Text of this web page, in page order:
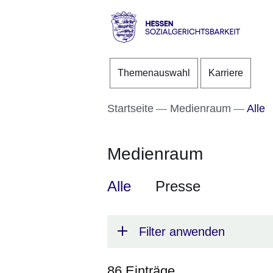
Direkt zum Kopf der
Direkt zum Inhalt
Direkt zum Fuß der
Sozialgerichtsbarkeit
Themenauswahl Karriere
Startseite Medienraum Alle
Medienraum
Alle Presse
Filter anwenden